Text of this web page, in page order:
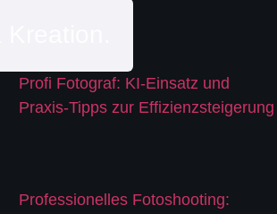
Profi Fotograf: KI-Einsatz und
Praxis-Tipps zur Effizienzsteigerung
Professionelles Fotoshooting: